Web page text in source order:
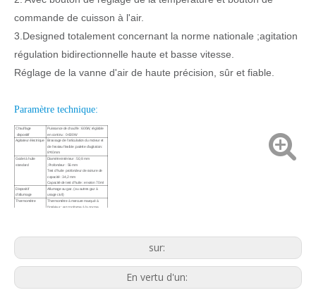
commande de cuisson à l'air.
3.Designed totalement concernant la norme nationale ;agitation
régulation bidirectionnelle haute et basse vitesse.
Réglage de la vanne d'air de haute précision, sûr et fiable.
Paramètre technique:
Chauffage
dispositif
Puissance de chauffe : 600W, réglable
en continu : 0-600W
Agitateur électrique
Brassage de l'articulation du moteur et
de l'essieu flexible ;palette d'agitation:
8*40mm
Godet à huile
standard
Diamètre intérieur : 50,8 mm
;Profondeur : 56 mm
Test d'huile profondeur de rainure de
capacité : 34,2 mm
Capacité de test d'huile : environ 70 ml
Dispositif
d'allumage
Allumage au gaz. (ou autres gaz à
usage civil)
Thermomètre
Thermomètre à mercure marqué à
l'intérieur ;est conforme à la norme
d'échelle: 1°C
sur:
En vertu d'un: